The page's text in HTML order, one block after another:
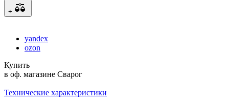
+
yandex
ozon
Купить
в оф. магазине Сварог
Технические характеристики